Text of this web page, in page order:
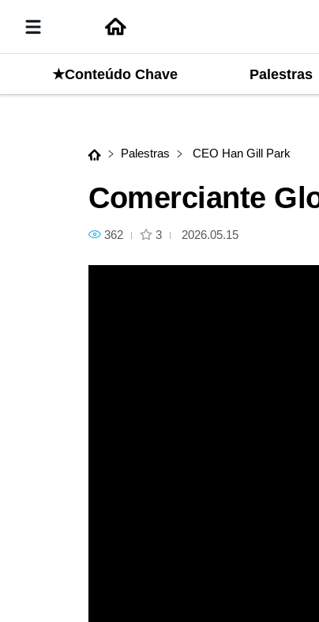
★Conteúdo Chave Palestras
Comerciante Global
Palestras CEO Han Gill Park
Comerciante
362 3 2026.05.15